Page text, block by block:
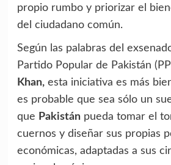
propio rumbo y priorizar el
del ciudadano común.
Según las palabras del
Partido Popular de Pakistán
Khan,esta iniciativa es más
es probable que sea sólo un
que Pakistánpueda tomar el
cuernos y diseñar sus propias
económicas, adaptadas a sus